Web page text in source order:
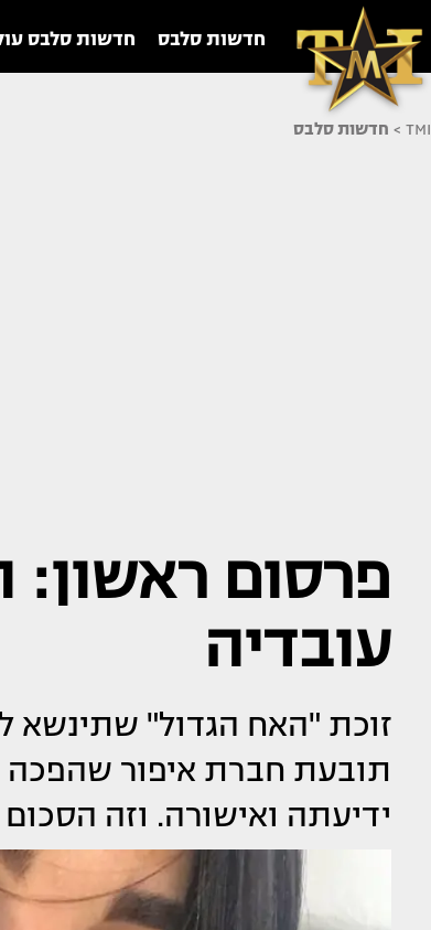
חדשות סלבס חדשות סלבס
TMI
> חדשות סלבס
פרסום
עובדיה
זוכת "האח הגדול" שתינשא
תובעת חברת איפור שהפכה
ידיעתה ואישורה. וזה